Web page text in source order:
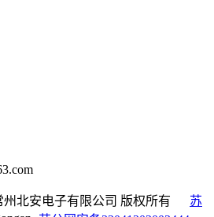
州北安电子有限公司 版权所有 苏